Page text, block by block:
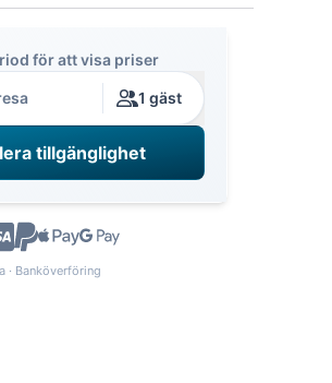
för att visa priser
1 gäst
tillgänglighet
· Banköverföring